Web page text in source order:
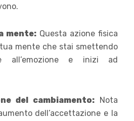
mente: Questa azione fisica
mente che stai smettendo
all’emozione e inizi ad
del cambiamento: Nota
dell’accettazione e la